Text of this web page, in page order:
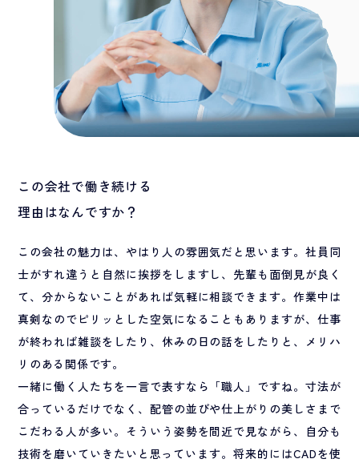
この会社で働き続ける
理由はなんですか？
この会社の魅力は、やはり人の雰囲気だと思います。社員同
士がすれ違うと自然に挨拶をしますし、先輩も面倒見が良く
て、分からないことがあれば気軽に相談できます。作業中は
真剣なのでピリッとした空気になることもありますが、仕事
が終われば雑談をしたり、休みの日の話をしたりと、メリハ
リのある関係です。
一緒に働く人たちを一言で表すなら「職人」ですね。寸法が
合っているだけでなく、配管の並びや仕上がりの美しさまで
こだわる人が多い。そういう姿勢を間近で見ながら、自分も
技術を磨いていきたいと思っています。将来的にはCADを使